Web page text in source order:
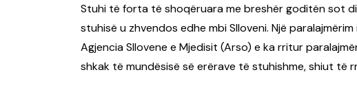
Stuhi të forta të shoqëruara me breshër goditën sot
stuhisë u zhvendos edhe mbi Slloveni. Një
Agjencia Sllovene e Mjedisit (Arso) e ka rritur
shkak të mundësisë së erërave të stuhishme, shiut të